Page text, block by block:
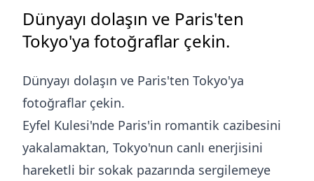
Dünyayı dolaşın ve Paris'ten
Tokyo'ya fotoğraflar çekin.
Dünyayı dolaşın ve Paris'ten Tokyo'ya
fotoğraflar çekin.
Eyfel Kulesi'nde Paris'in romantik cazibesini
yakalamaktan, Tokyo'nun canlı enerjisini
hareketli bir sokak pazarında sergilemeye